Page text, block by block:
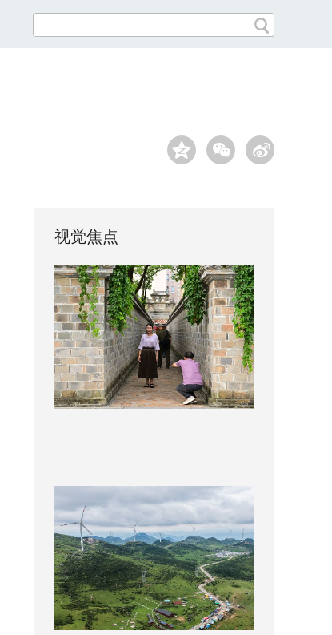
视觉焦点